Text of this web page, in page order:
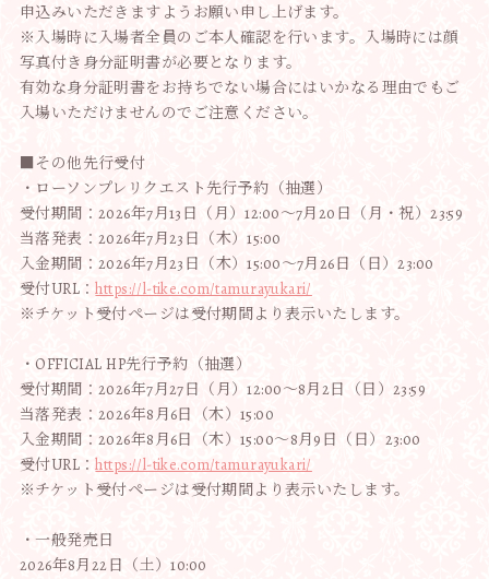
申込みいただきますようお願い申し上げます。
※入場時に入場者全員のご本人確認を行います。入場時には顔
写真付き身分証明書が必要となります。
有効な身分証明書をお持ちでない場合にはいかなる理由でもご
入場いただけませんのでご注意ください。
■その他先行受付
・ローソンプレリクエスト先行予約（抽選）
受付期間：2026年7月13日（月）12:00〜7月20日（月・祝）23:59
当落発表：2026年7月23日（木）15:00
入金期間：2026年7月23日（木）15:00〜7月26日（日）23:00
受付URL：https://l-tike.com/tamurayukari/
※チケット受付ページは受付期間より表示いたします。
・OFFICIAL HP先行予約（抽選）
受付期間：2026年7月27日（月）12:00〜8月2日（日）23:59
当落発表：2026年8月6日（木）15:00
入金期間：2026年8月6日（木）15:00〜8月9日（日）23:00
受付URL：https://l-tike.com/tamurayukari/
※チケット受付ページは受付期間より表示いたします。
・一般発売日
2026年8月22日（土）10:00